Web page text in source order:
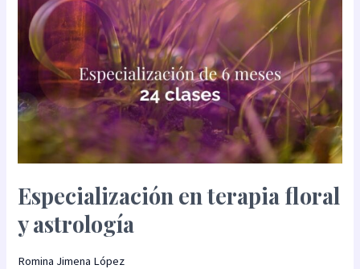
Especialización en terapia floral
y astrología
Romina Jimena López